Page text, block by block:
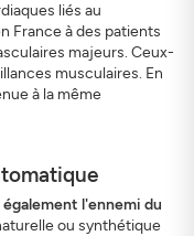
liés au
France à des patients
majeurs. Ceux-
musculaires. En
à la même
l'ennemi du
ou synthétique